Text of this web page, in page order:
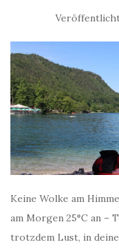
Keine Wolke am
am Morgen 25°C an –
trotzdem Lust, in